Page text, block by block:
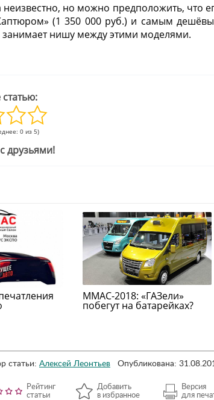
неизвестно, но можно предположить, что
(1 350 000 руб.) и самым
занимает нишу между этими моделями.
0 из 5)
друзьями!
ММАС-2018: «ГАЗели»
побегут на батарейках?
статьи: Алексей Леонтьев Опубликована:
Рейтинг
статьи
Добавить
в избранное
Версия
для